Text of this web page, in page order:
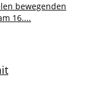
bewegenden
16....